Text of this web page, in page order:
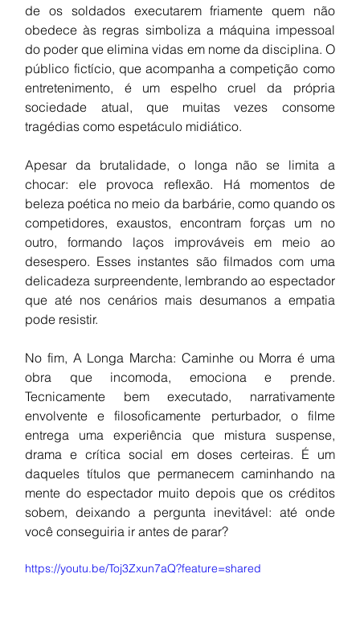
de os soldados executarem friamente quem não
obedece às regras simboliza a máquina impessoal
do poder que elimina vidas em nome da disciplina. O
público fictício, que acompanha a competição como
entretenimento, é um espelho cruel da própria
sociedade atual, que muitas vezes consome
tragédias como espetáculo midiático.
Apesar da brutalidade, o longa não se limita a
chocar: ele provoca reflexão. Há momentos de
beleza poética no meio da barbárie, como quando os
competidores, exaustos, encontram forças um no
outro, formando laços improváveis em meio ao
desespero. Esses instantes são filmados com uma
delicadeza surpreendente, lembrando ao espectador
que até nos cenários mais desumanos a empatia
pode resistir.
No fim, A Longa Marcha: Caminhe ou Morra é uma
obra que incomoda, emociona e prende.
Tecnicamente bem executado, narrativamente
envolvente e filosoficamente perturbador, o filme
entrega uma experiência que mistura suspense,
drama e crítica social em doses certeiras. É um
daqueles títulos que permanecem caminhando na
mente do espectador muito depois que os créditos
sobem, deixando a pergunta inevitável: até onde
você conseguiria ir antes de parar?
https://youtu.be/Toj3Zxun7aQ?feature=shared